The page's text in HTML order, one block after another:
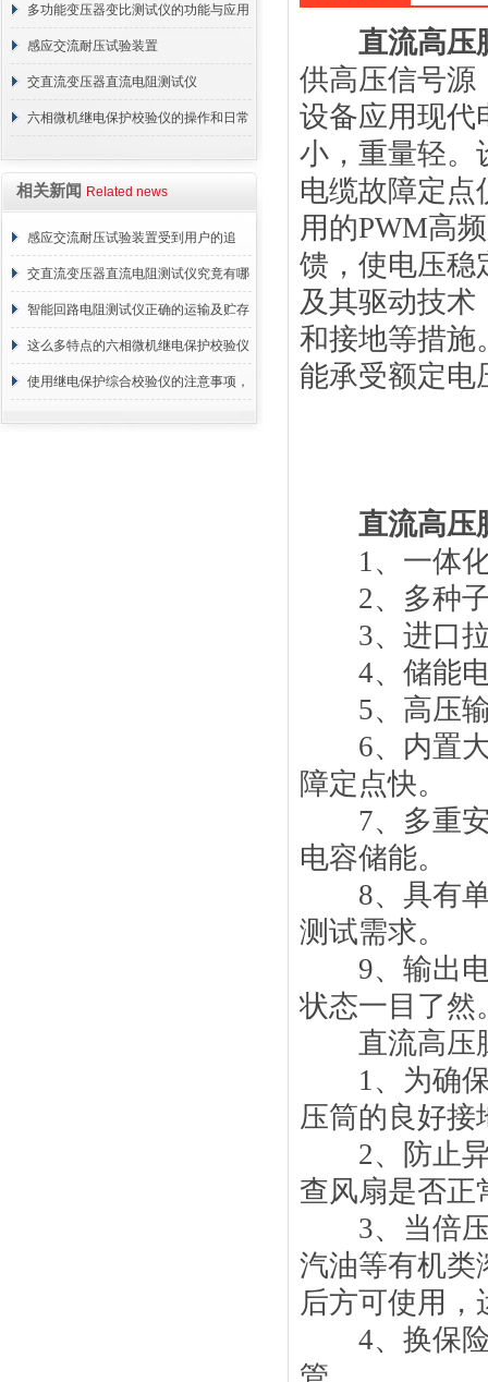
方面进行
多功能变压器变比测试仪的功能与应用
感应交流耐压试验装置
交直流变压器直流电阻测试仪
六相微机继电保护校验仪的操作和日常
相关新闻 Related news
感应交流耐压试验装置受到用户的追
捧，它的魅力何在？
交直流变压器直流电阻测试仪究竟有哪
些特别之处呢？
智能回路电阻测试仪正确的运输及贮存
方法介绍
这么多特点的六相微机继电保护校验仪
你见过吗
使用继电保护综合校验仪的注意事项，
直流高压
供高压信号源
设备应用现代
小，重量轻。
电缆故障定
用的PWM高
馈，使电压稳
及其驱动技术
和接地等措施
能承受额定电
直流高压
1、一体化
2、多种子
3、进口拉
4、储能电
5、高压输
6、内置大
障定点快。
7、多重安
电容储能。
8、具有单
测试需求。
9、输出电
状态一目了然
直流高压脉
1、为确保
压筒的良好接
2、防止异
查风扇是否正
3、当倍压
汽油等有机类
后方可使用
4、换保险